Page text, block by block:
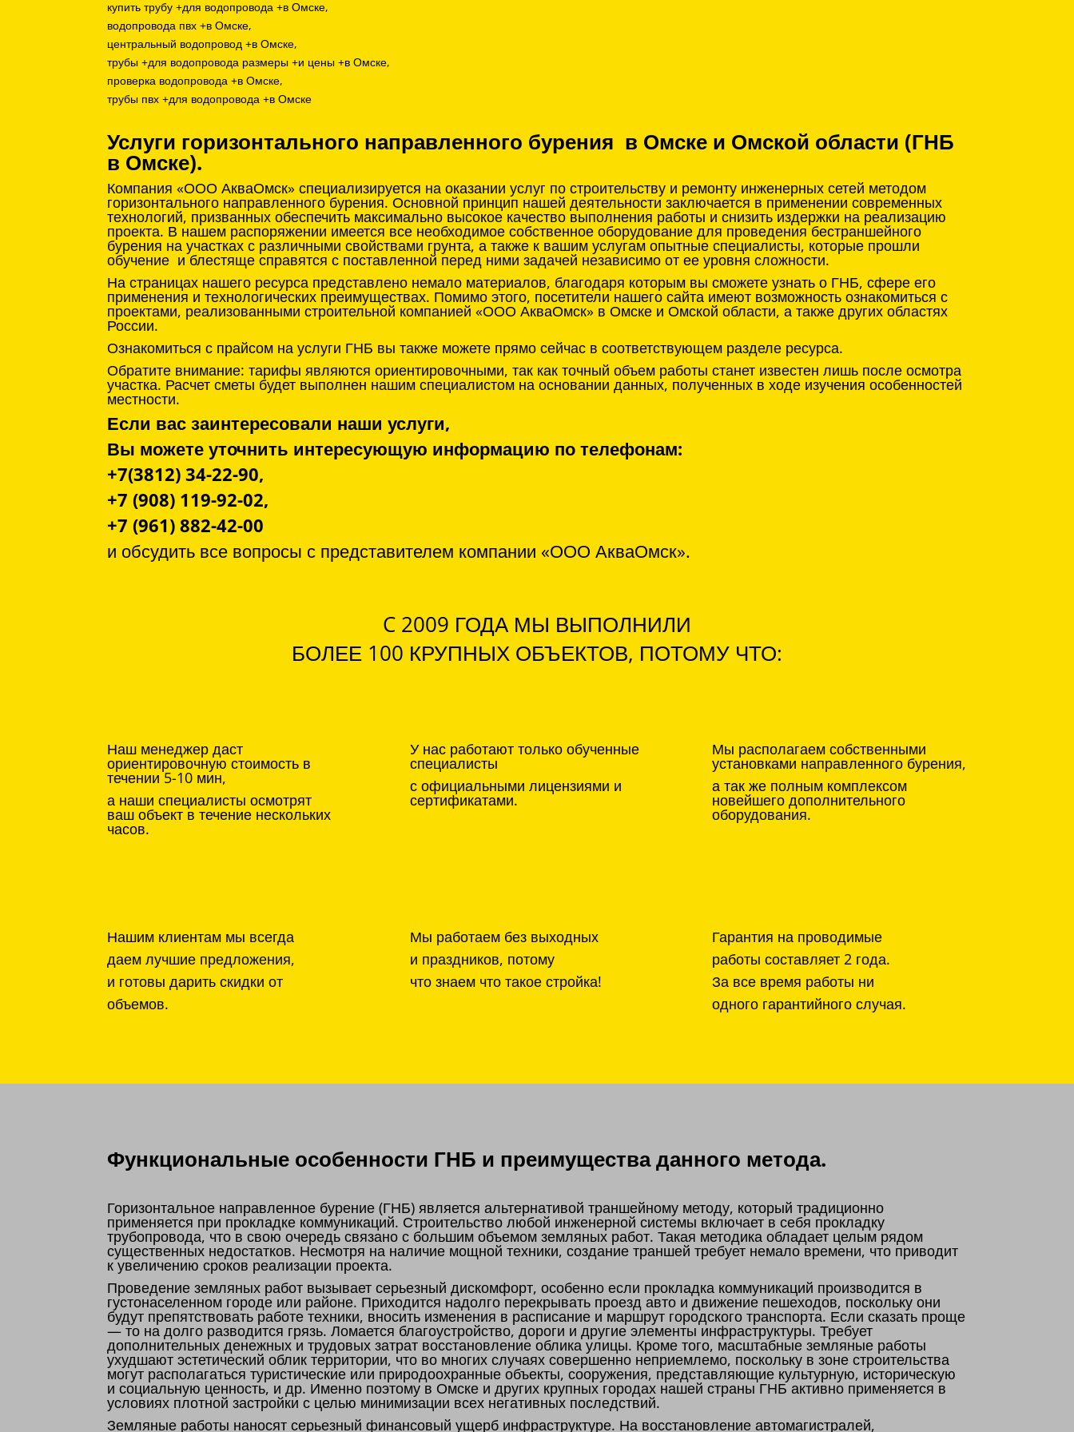
купить трубу +для водопровода +в Омске,
водопровода пвх +в Омске,
центральный водопровод +в Омске,
трубы +для водопровода размеры +и цены +в Омске,
проверка водопровода +в Омске,
трубы пвх +для водопровода +в Омске
Услуги горизонтального направленного бурения в Омске и Омской области (ГНБ
в Омске).
Компания «ООО АкваОмск» специализируется на оказании услуг по строительству и ремонту инженерных сетей методом
горизонтального направленного бурения. Основной принцип нашей деятельности заключается в применении современных
технологий, призванных обеспечить максимально высокое качество выполнения работы и снизить издержки на реализацию
проекта. В нашем распоряжении имеется все необходимое собственное оборудование для проведения бестраншейного
бурения на участках с различными свойствами грунта, а также к вашим услугам опытные специалисты, которые прошли
обучение и блестяще справятся с поставленной перед ними задачей независимо от ее уровня сложности.
На страницах нашего ресурса представлено немало материалов, благодаря которым вы сможете узнать о ГНБ, сфере его
применения и технологических преимуществах. Помимо этого, посетители нашего сайта имеют возможность ознакомиться с
проектами, реализованными строительной компанией «ООО АкваОмск» в Омске и Омской области, а также других областях
России.
Ознакомиться с прайсом на услуги ГНБ вы также можете прямо сейчас в соответствующем разделе ресурса.
Обратите внимание: тарифы являются ориентировочными, так как точный объем работы станет известен лишь после осмотра
участка. Расчет сметы будет выполнен нашим специалистом на основании данных, полученных в ходе изучения особенностей
местности.
Если вас заинтересовали наши услуги,
Вы можете уточнить интересующую информацию по телефонам:
+7(3812) 34-22-90,
+7 (908) 119-92-02,
+7 (961) 882-42-00
и обсудить все вопросы с представителем компании «ООО АкваОмск».
C 2009 ГОДА МЫ ВЫПОЛНИЛИ
БОЛЕЕ 100 КРУПНЫХ ОБЪЕКТОВ, ПОТОМУ ЧТО:
Наш менеджер даст
ориентировочную стоимость в
течении 5-10 мин,
а наши специалисты осмотрят
ваш объект в течение нескольких
часов.
У нас работают только обученные
специалисты
с официальными лицензиями и
сертификатами.
Мы располагаем собственными
установками направленного бурения,
а так же полным комплексом
новейшего дополнительного
оборудования.
Нашим клиентам мы всегда
даем лучшие предложения,
и готовы дарить скидки от
объемов.
Мы работаем без выходных
и праздников, потому
что знаем что такое стройка!
Гарантия на проводимые
работы составляет 2 года.
За все время работы ни
одного гарантийного случая.
Функциональные особенности ГНБ и преимущества данного метода.
Горизонтальное направленное бурение (ГНБ) является альтернативой траншейному методу, который традиционно
применяется при прокладке коммуникаций. Строительство любой инженерной системы включает в себя прокладку
трубопровода, что в свою очередь связано с большим объемом земляных работ. Такая методика обладает целым рядом
существенных недостатков. Несмотря на наличие мощной техники, создание траншей требует немало времени, что приводит
к увеличению сроков реализации проекта.
Проведение земляных работ вызывает серьезный дискомфорт, особенно если прокладка коммуникаций производится в
густонаселенном городе или районе. Приходится надолго перекрывать проезд авто и движение пешеходов, поскольку они
будут препятствовать работе техники, вносить изменения в расписание и маршрут городского транспорта. Если сказать проще
— то на долго разводится грязь. Ломается благоустройство, дороги и другие элементы инфраструктуры. Требует
дополнительных денежных и трудовых затрат восстановление облика улицы. Кроме того, масштабные земляные работы
ухудшают эстетический облик территории, что во многих случаях совершенно неприемлемо, поскольку в зоне строительства
могут располагаться туристические или природоохранные объекты, сооружения, представляющие культурную, историческую
и социальную ценность, и др. Именно поэтому в Омске и других крупных городах нашей страны ГНБ активно применяется в
условиях плотной застройки с целью минимизации всех негативных последствий.
Земляные работы наносят серьезный финансовый ущерб инфраструктуре. На восстановление автомагистралей,